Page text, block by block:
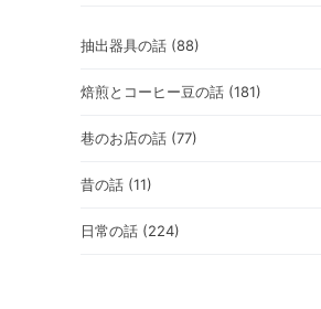
抽出器具の話 (88)
焙煎とコーヒー豆の話 (181)
巷のお店の話 (77)
昔の話 (11)
日常の話 (224)